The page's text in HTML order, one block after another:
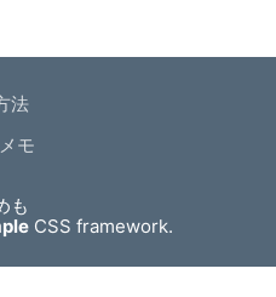
法
モ
も
CSS framework.